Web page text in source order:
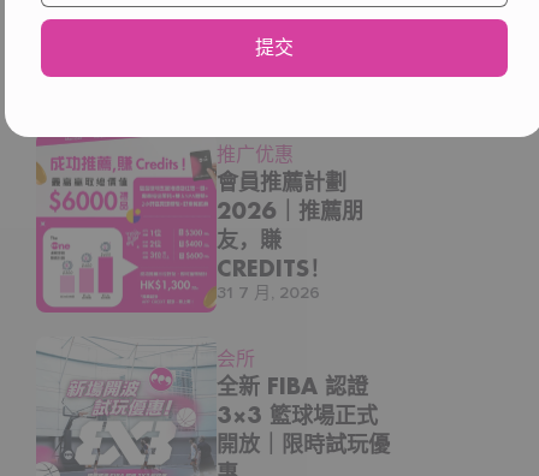
非會員：$2,250︲THE ONE 會員：$1,125
30節課（有效期 180 日）
THE ONE 會籍，淨係為你想玩嘅課堂俾錢 — 一堂 / 十
堂 / 三十堂，由你話事！
THE ONE 會員 = 課堂全部半價！
購買通行證可優先預約課堂
三間會所通行：太古｜奧運｜尖沙咀
立即加入 THE ONE，享半價上堂優惠！
https://waterfall.com.hk/product/one-
membership/
DM 我哋查詢更多詳情：
行加入The One
運動會籍送3揀1
體驗券10張
推广优惠
會員推薦計劃
2026｜推薦朋
友，賺
CREDITS！
31 7 月, 2026
会所
全新 FIBA 認證
3×3 籃球場正式
開放｜限時試玩優
提交